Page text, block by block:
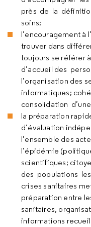
près de la
soins;
l’encouragement à
trouver dans
toujours se référer
d’accueil des
l’organisation des
informatiques;
consolidation
la préparation
d’évaluation
l’ensemble des
l’épidémie
scientifiques;
des populations
crises sanitaires
préparation entre
sanitaires,
informations